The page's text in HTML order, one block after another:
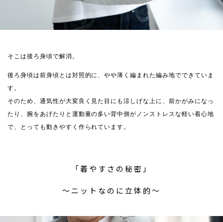
そこは後ろ身頃で解消。
後ろ身頃は前身頃とは対照的に、やや薄く編まれた編み地でできていま
す。
そのため、通気性が大変良く見た目にも涼しげな上に、前かがみになっ
たり、腕をあげたりと運動量の多い背中側がノンストレスな軽い着心地
で、とっても動きやすく作られています。
「着やすさの秘密」
〜ニットなのに立体的〜